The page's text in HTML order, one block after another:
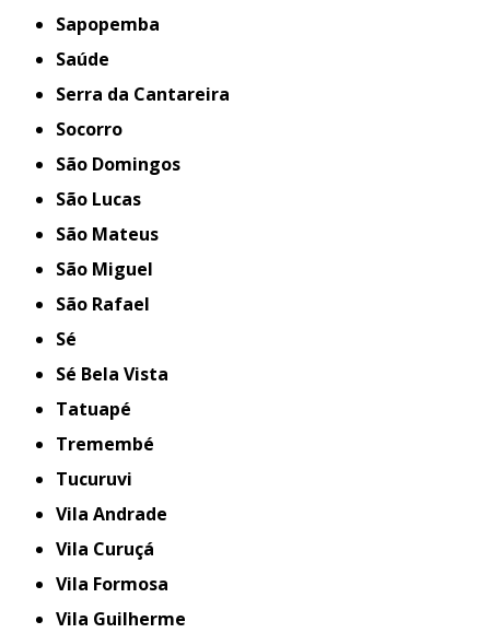
Sapopemba
Saúde
Serra da Cantareira
Socorro
São Domingos
São Lucas
São Mateus
São Miguel
São Rafael
Sé
Sé Bela Vista
Tatuapé
Tremembé
Tucuruvi
Vila Andrade
Vila Curuçá
Vila Formosa
Vila Guilherme